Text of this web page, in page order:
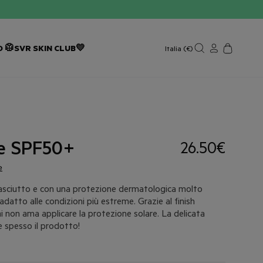
🥼SVR SKIN CLUB💛 Italia (€)
SPF50+ 26.50€
e con una protezione dermatologica molto
alle condizioni più estreme. Grazie al finish
non ama applicare la protezione solare. La delicata
spesso il prodotto!